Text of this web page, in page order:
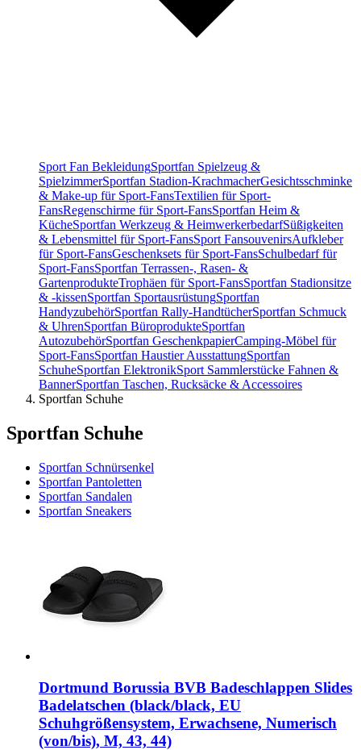
Sport Fan BekleidungSportfan Spielzeug &
SpielzimmerSportfan Stadion-KrachmacherGesichtsschminke
& Make-up für Sport-FansTextilien für Sport-
FansRegenschirme für Sport-FansSportfan Heim &
KücheSportfan Werkzeug & HeimwerkerbedarfSüßigkeiten
& Lebensmittel für Sport-FansSport FansouvenirsAufkleber
für Sport-FansGeschenksets für Sport-FansSchulbedarf für
Sport-FansSportfan Terrassen-, Rasen- &
GartenprodukteTrophäen für Sport-FansSportfan Stadionsitze
& -kissenSportfan SportausrüstungSportfan
HandyzubehörSportfan Rally-HandtücherSportfan Schmuck
& UhrenSportfan BüroprodukteSportfan
AutozubehörSportfan GeschenkpapierCamping-Möbel für
Sport-FansSportfan Haustier AusstattungSportfan
SchuheSportfan ElektronikSport Sammlerstücke Fahnen &
BannerSportfan Taschen, Rucksäcke & Accessoires
Sportfan Schuhe
Sportfan Schuhe
Sportfan Schnürsenkel
Sportfan Pantoletten
Sportfan Sandalen
Sportfan Sneakers
Dortmund Borussia BVB Badeschlappen Slides
Badelatschen (black/black, EU
Schuhgrößensystem, Erwachsene, Numerisch
(von/bis), M, 43, 44)